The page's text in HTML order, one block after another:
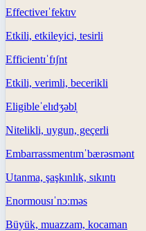
Effectiveɪˈfektɪv
Etkili, etkileyici, tesirli
Efficientɪˈfɪʃnt
Etkili, verimli, becerikli
Eligibleˈelɪdʒəbl̩
Nitelikli, uygun, geçerli
Embarrassmentɪmˈbærəsmənt
Utanma, şaşkınlık, sıkıntı
Enormousɪˈnɔːməs
Büyük, muazzam, kocaman